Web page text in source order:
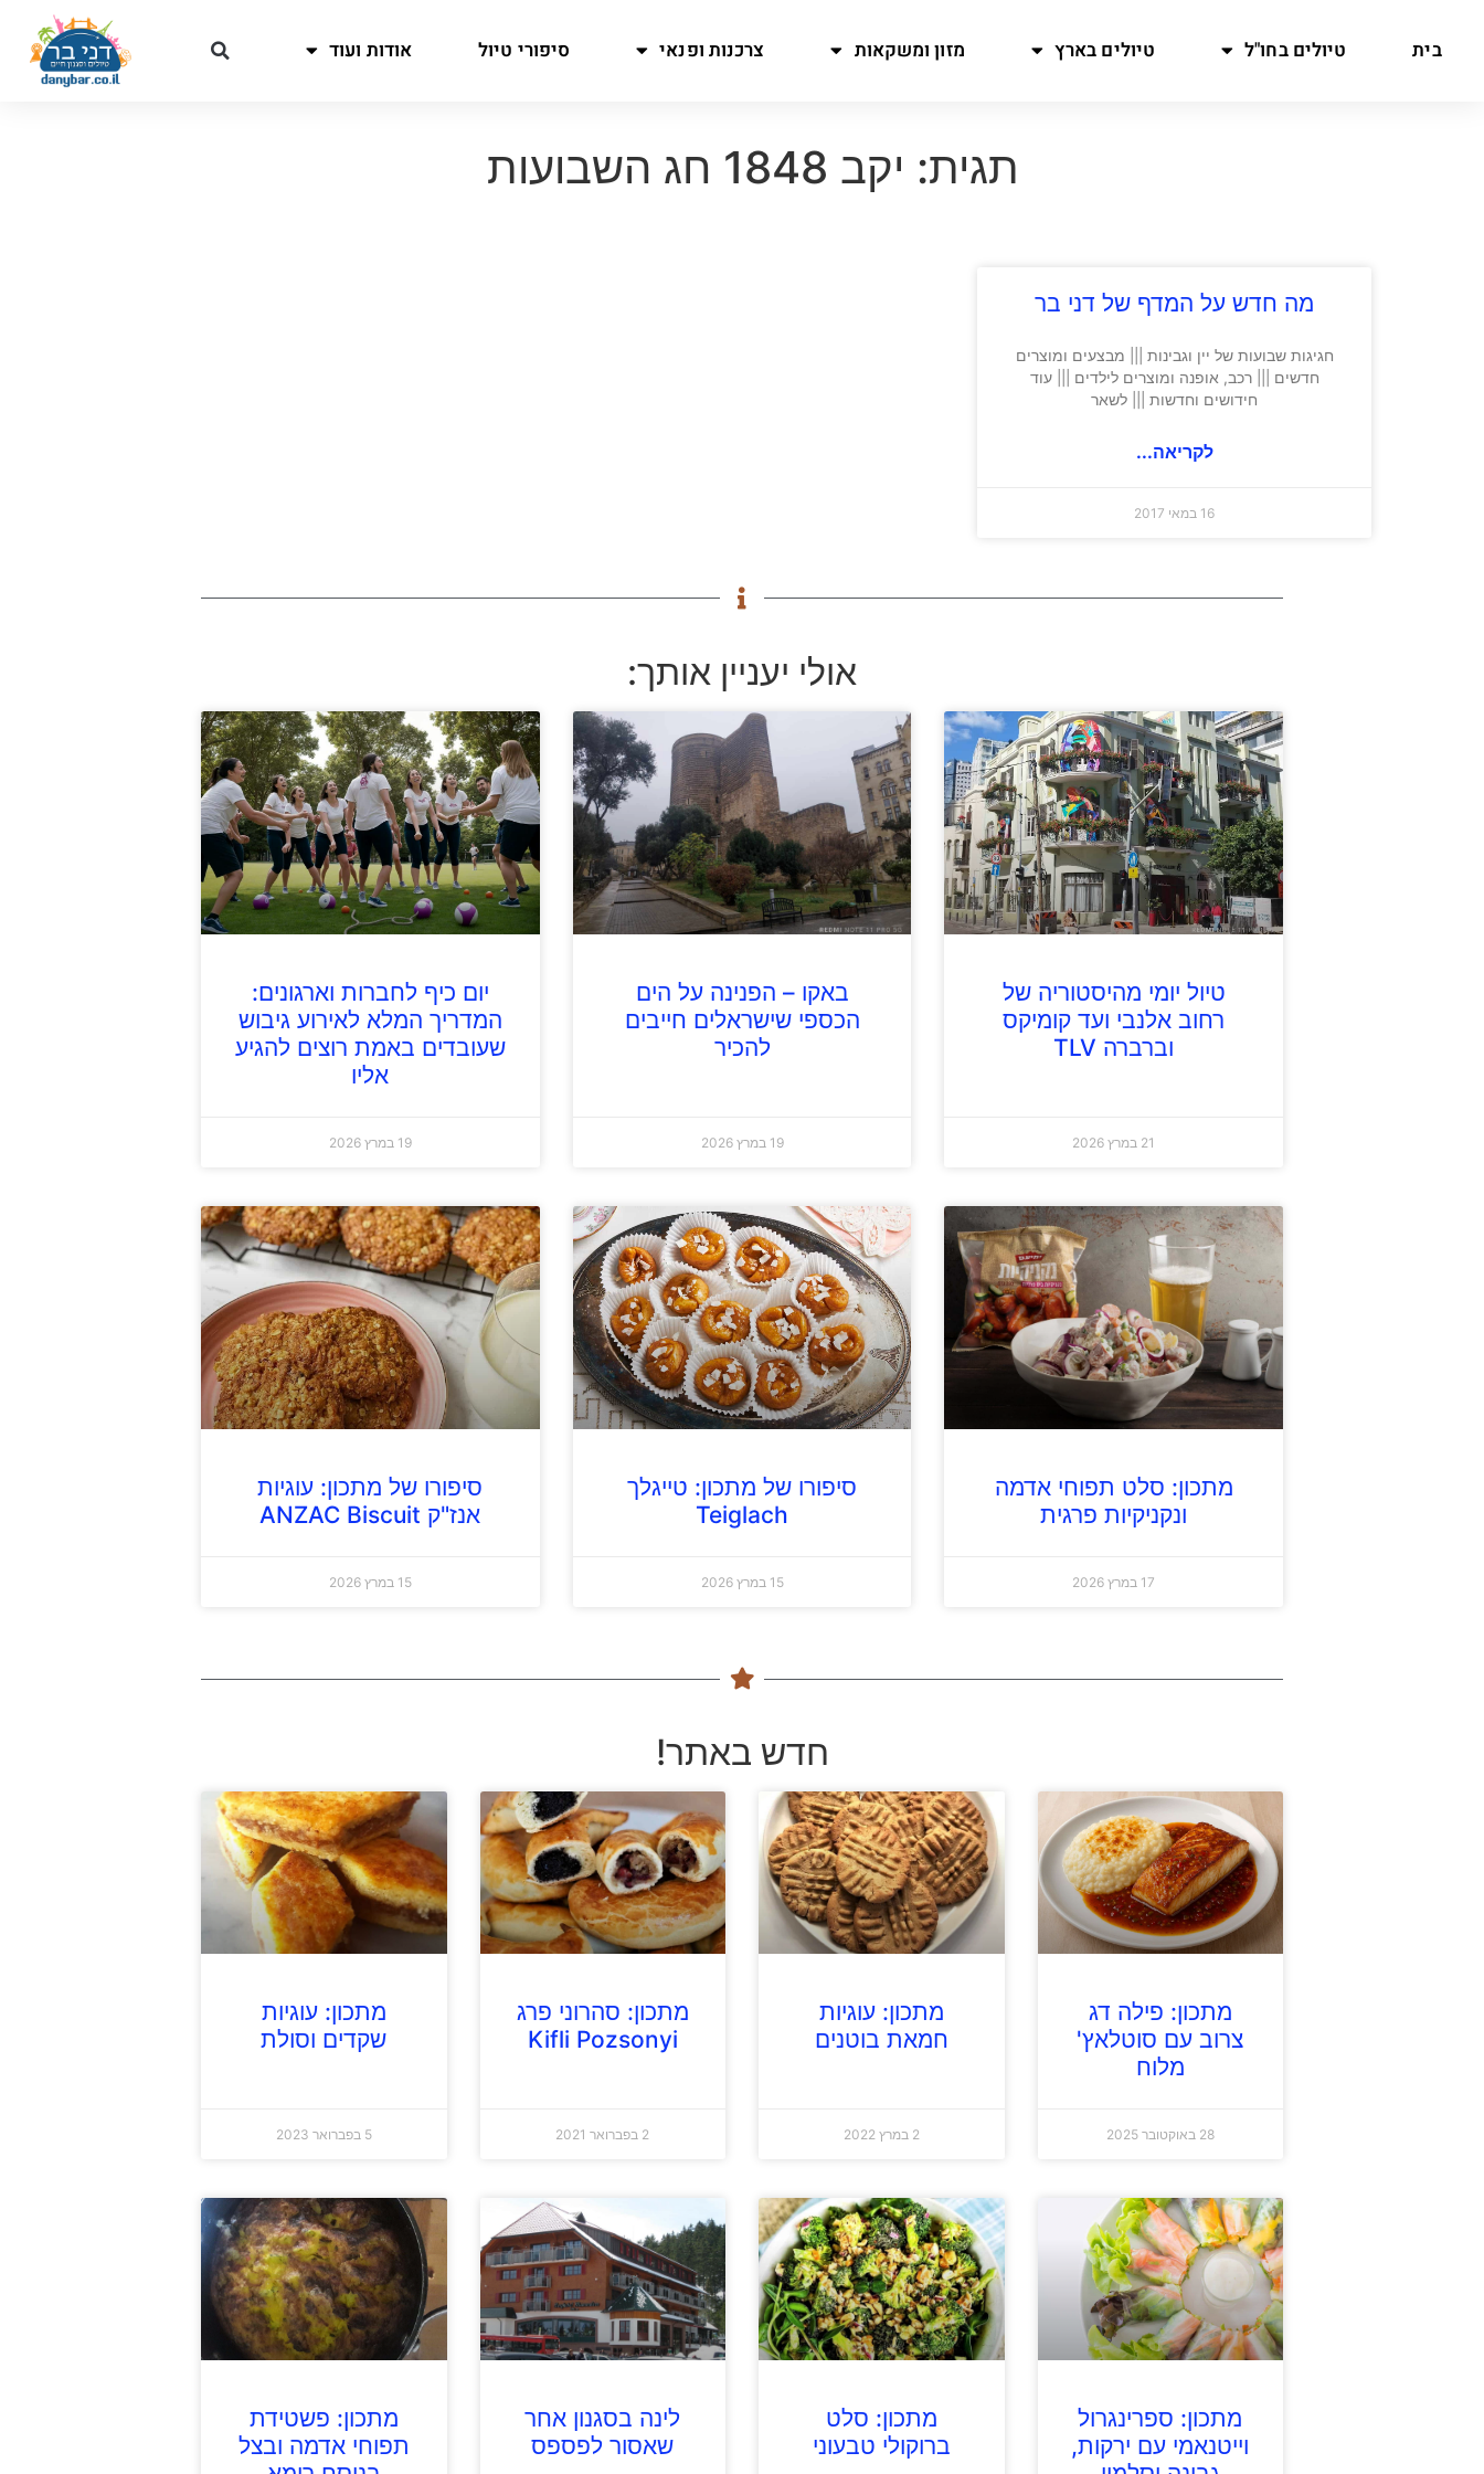
בית טיולים בחו"ל טיולים בארץ מזון ומשקאות צרכנות ופנאי סיפורי טיול אודות ועוד
תגית: יקב 1848 חג השבועות
מה חדש על המדף של דני בר
חגיגות שבועות של יין וגבינות ||| מבצעים ומוצרים
חדשים ||| רכב, אופנה ומוצרים לילדים ||| עוד
חידושים וחדשות ||| לשאר
לקריאה...
16 במאי 2017
אולי יעניין אותך:
טיול יומי מהיסטוריה של
רחוב אלנבי ועד קומיקס
וברברה TLV
21 במרץ 2026
באקו – הפנינה על הים
הכספי שישראלים חייבים
להכיר
19 במרץ 2026
יום כיף לחברות וארגונים:
המדריך המלא לאירוע גיבוש
שעובדים באמת רוצים להגיע
אליו
19 במרץ 2026
מתכון: סלט תפוחי אדמה
ונקניקיות פרגית
17 במרץ 2026
סיפורו של מתכון: טייגלך
Teiglach
15 במרץ 2026
סיפורו של מתכון: עוגיות
אנז"ק ANZAC Biscuit
15 במרץ 2026
חדש באתר!
מתכון: פילה דג
צרוב עם סוטלאץ'
מלוח
28 באוקטובר 2025
מתכון: עוגיות
חמאת בוטנים
2 במרץ 2022
מתכון: סהרוני פרג
Kifli Pozsonyi
2 בפברואר 2021
מתכון: עוגיות
שקדים וסולת
5 בפברואר 2023
מתכון: ספרינגרול
וייטנאמי עם ירקות,
מתכון: סלט
ברוקולי טבעוני
לינה בסגנון אחר
שאסור לפספס
מתכון: פשטידת
תפוחי אדמה ובצל